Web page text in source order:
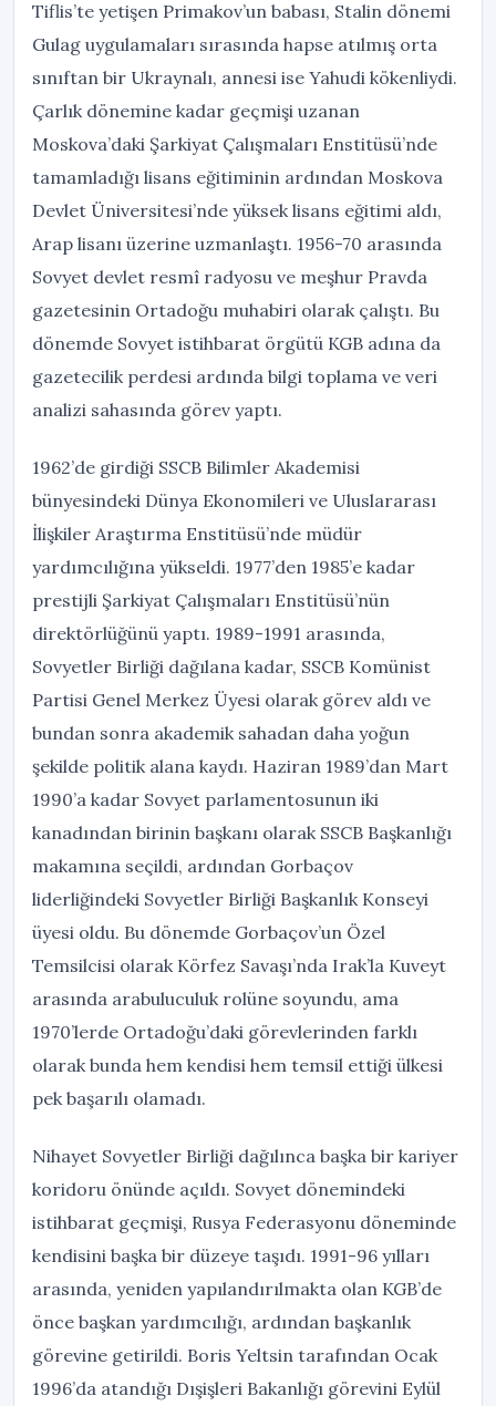
Tiflis’te yetişen Primakov’un babası, Stalin dönemi
Gulag uygulamaları sırasında hapse atılmış orta
sınıftan bir Ukraynalı, annesi ise Yahudi kökenliydi.
Çarlık dönemine kadar geçmişi uzanan
Moskova’daki Şarkiyat Çalışmaları Enstitüsü’nde
tamamladığı lisans eğitiminin ardından Moskova
Devlet Üniversitesi’nde yüksek lisans eğitimi aldı,
Arap lisanı üzerine uzmanlaştı. 1956-70 arasında
Sovyet devlet resmî radyosu ve meşhur Pravda
gazetesinin Ortadoğu muhabiri olarak çalıştı. Bu
dönemde Sovyet istihbarat örgütü KGB adına da
gazetecilik perdesi ardında bilgi toplama ve veri
analizi sahasında görev yaptı.
1962’de girdiği SSCB Bilimler Akademisi
bünyesindeki Dünya Ekonomileri ve Uluslararası
İlişkiler Araştırma Enstitüsü’nde müdür
yardımcılığına yükseldi. 1977’den 1985’e kadar
prestijli Şarkiyat Çalışmaları Enstitüsü’nün
direktörlüğünü yaptı. 1989-1991 arasında,
Sovyetler Birliği dağılana kadar, SSCB Komünist
Partisi Genel Merkez Üyesi olarak görev aldı ve
bundan sonra akademik sahadan daha yoğun
şekilde politik alana kaydı. Haziran 1989’dan Mart
1990’a kadar Sovyet parlamentosunun iki
kanadından birinin başkanı olarak SSCB Başkanlığı
makamına seçildi, ardından Gorbaçov
liderliğindeki Sovyetler Birliği Başkanlık Konseyi
üyesi oldu. Bu dönemde Gorbaçov’un Özel
Temsilcisi olarak Körfez Savaşı’nda Irak’la Kuveyt
arasında arabuluculuk rolüne soyundu, ama
1970’lerde Ortadoğu’daki görevlerinden farklı
olarak bunda hem kendisi hem temsil ettiği ülkesi
pek başarılı olamadı.
Nihayet Sovyetler Birliği dağılınca başka bir kariyer
koridoru önünde açıldı. Sovyet dönemindeki
istihbarat geçmişi, Rusya Federasyonu döneminde
kendisini başka bir düzeye taşıdı. 1991-96 yılları
arasında, yeniden yapılandırılmakta olan KGB’de
önce başkan yardımcılığı, ardından başkanlık
görevine getirildi. Boris Yeltsin tarafından Ocak
1996’da atandığı Dışişleri Bakanlığı görevini Eylül